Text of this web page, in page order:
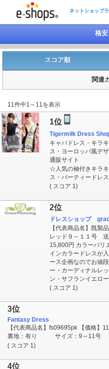
ネットショップラ
格
スコア順
関連
11件中1～11を表示
1位
Tigermilk Dress
キャバドレス・キラ
ス・ヨーロッパ風デ
通販サイト
☆人気の袖付きキラ
ス・パーティードレ
( スコア 1)
2位
ドレスショップ
【代表商品名】既
レッド９～１１号
15,800円 カラーバリ
インカラードレスが
ース企画なのでお値
ー・カーディナルレ
ン・サフランイエロー
( スコア 1)
3位
Fantasy Dress
【代表商品名】fs09695pk 【価格
裏地：有り サイズ：9～11号
( スコア 1)
4位